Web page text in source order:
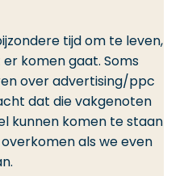
tijd om te leven,
komen gaat. Soms
over advertising/ppc
dat die vakgenoten
kunnen komen te staan
als we even